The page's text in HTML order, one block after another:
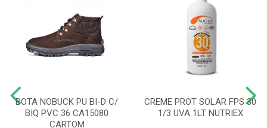
BOTA NOBUCK PU BI-D C/
BIQ PVC 36 CA15080
CARTOM
CREME PROT SOLAR FPS 30
1/3 UVA 1LT NUTRIEX